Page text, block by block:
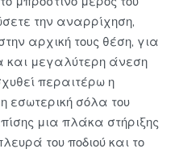
την αναρρίχηση,
αρχική τους θέση, για
και μεγαλύτερη άνεση
περαιτέρω η
εσωτερική σόλα του
μια πλάκα στήριξης
του ποδιού και το